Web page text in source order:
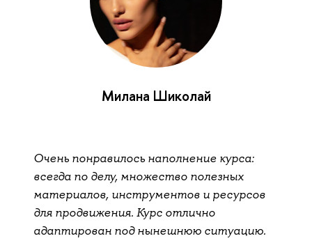
Милана Шиколай
Очень понравилось наполнение курса:
всегда по делу, множество полезных
материалов, инструментов и ресурсов
для продвижения. Курс отлично
адаптирован под нынешнюю ситуацию.